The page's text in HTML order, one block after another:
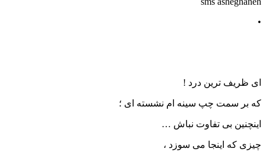
•
ای ظریف ترین درد !
که بر سمت چپ سینه ام نشسته ای ؛
اینچنین بی تفاوت نباش …
چیزی که اینجا می سوزد ،